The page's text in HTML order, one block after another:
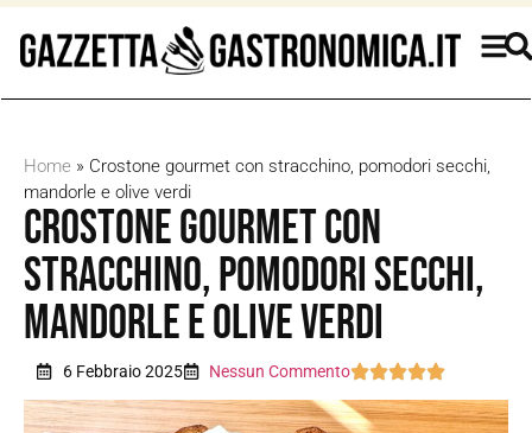
Home » Crostone gourmet con stracchino, pomodori secchi,
mandorle e olive verdi
Crostone gourmet con
stracchino, pomodori secchi,
mandorle e olive verdi
6 Febbraio 2025 Nessun Commento